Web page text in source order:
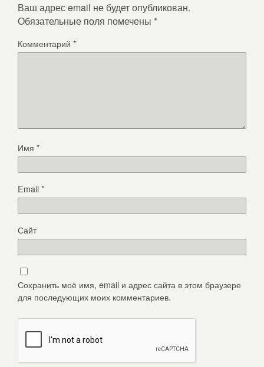
Ваш адрес email не будет опубликован.
Обязательные поля помечены *
Комментарий *
Имя *
Email*
Сайт
Сохранить моё имя, email и адрес сайта в этом браузере
для последующих моих комментариев.